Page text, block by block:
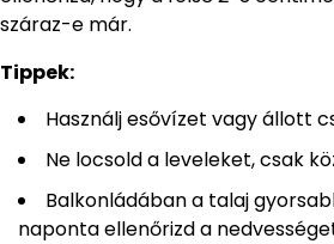
száraz-e már.
Tippek:
Használj esővízet vagy állott
Ne locsold a leveleket, csak
Balkonládában a talaj
naponta ellenőrizd a